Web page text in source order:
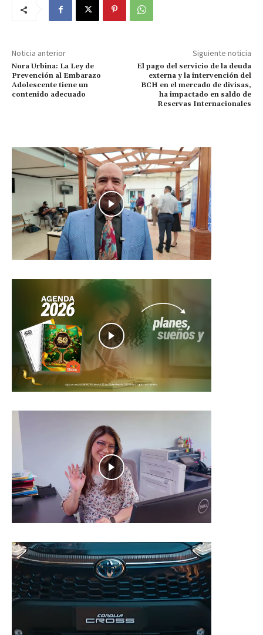
Noticia anterior
Nora Urbina: La Ley de
Prevención al Embarazo
Adolescente tiene un
contenido adecuado
Siguiente noticia
El pago del servicio de la deuda
externa y la intervención del
BCH en el mercado de divisas,
ha impactado en saldo de
Reservas Internacionales